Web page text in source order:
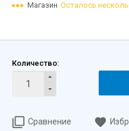
Магазин Осталось
Количество:
Сравнение